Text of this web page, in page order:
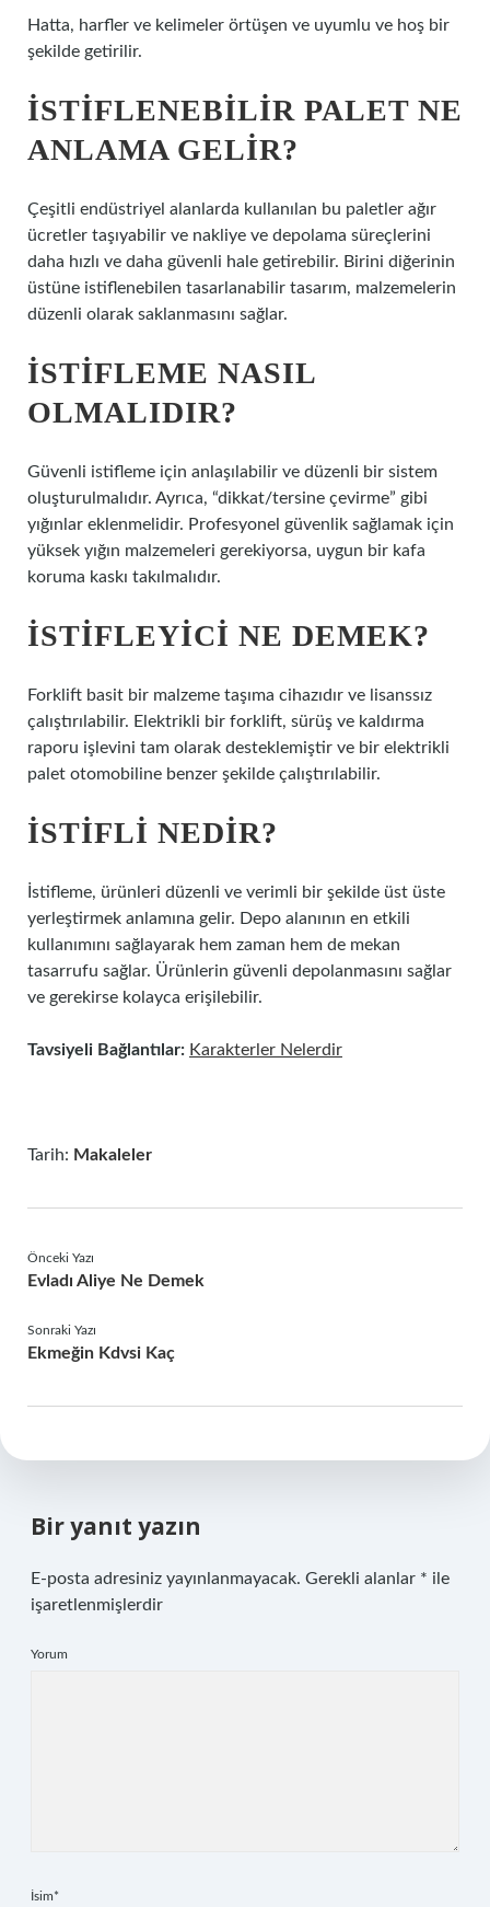
Hatta, harfler ve kelimeler örtüşen ve uyumlu ve hoş bir
şekilde getirilir.
İSTIFLENEBILIR PALET NE
ANLAMA GELIR?
Çeşitli endüstriyel alanlarda kullanılan bu paletler ağır
ücretler taşıyabilir ve nakliye ve depolama süreçlerini
daha hızlı ve daha güvenli hale getirebilir. Birini diğerinin
üstüne istiflenebilen tasarlanabilir tasarım, malzemelerin
düzenli olarak saklanmasını sağlar.
İSTIFLEME NASIL
OLMALIDIR?
Güvenli istifleme için anlaşılabilir ve düzenli bir sistem
oluşturulmalıdır. Ayrıca, “dikkat/tersine çevirme” gibi
yığınlar eklenmelidir. Profesyonel güvenlik sağlamak için
yüksek yığın malzemeleri gerekiyorsa, uygun bir kafa
koruma kaskı takılmalıdır.
İSTIFLEYICI NE DEMEK?
Forklift basit bir malzeme taşıma cihazıdır ve lisanssız
çalıştırılabilir. Elektrikli bir forklift, sürüş ve kaldırma
raporu işlevini tam olarak desteklemiştir ve bir elektrikli
palet otomobiline benzer şekilde çalıştırılabilir.
İSTIFLI NEDIR?
İstifleme, ürünleri düzenli ve verimli bir şekilde üst üste
yerleştirmek anlamına gelir. Depo alanının en etkili
kullanımını sağlayarak hem zaman hem de mekan
tasarrufu sağlar. Ürünlerin güvenli depolanmasını sağlar
ve gerekirse kolayca erişilebilir.
Tavsiyeli Bağlantılar: Karakterler Nelerdir
Tarih: Makaleler
Önceki Yazı
Evladı Aliye Ne Demek
Sonraki Yazı
Ekmeğin Kdvsi Kaç
Bir yanıt yazın
E-posta adresiniz yayınlanmayacak. Gerekli alanlar * ile
işaretlenmişlerdir
Yorum
İsim*